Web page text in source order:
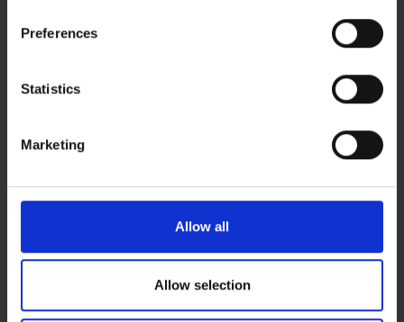
Collect information about your geographical location
Identify your device by actively scanning it for
Find out more about how your personal data is processed
and set your preferences in the
We use cookies to personalise content and ads, to
provide social media features and to analyse our traffic.
our social media, advertising and analytics partners who
may combine it with other information that you’ve
provided to them or that they’ve collected from your use
Preferences
Statistics
Marketing
Allow all
Allow selection